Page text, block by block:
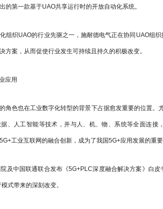
的第一款基于UAO共享运行时的开放自动化系统。
组织UAO的行业先驱之一，施耐德电气正在协同UAO组
方案，从而促使行业发生可持续且持久的积极改变。
应用
角色也在工业数字化转型的背景下占据愈发重要的位置。
、人工智能等技术，并与人、机、物、系统等全面连接
工业互联网的融合创新，成为了我国5G+应用发展的重要
及中国联通联合发布《5G+PLC深度融合解决方案》白皮
式带来的深刻改变。